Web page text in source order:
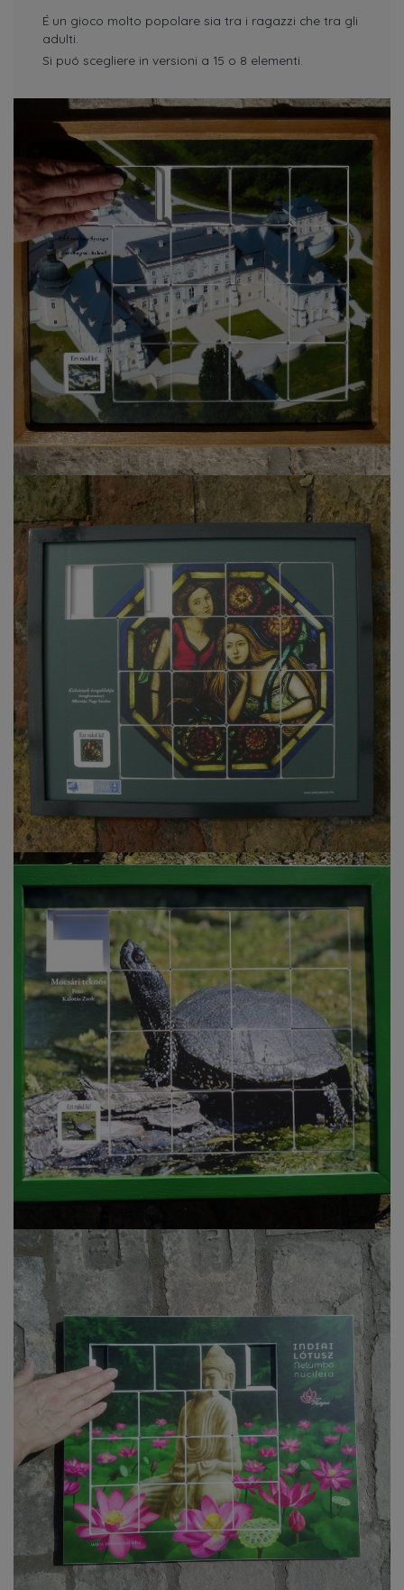
É un gioco molto popolare sia tra i ragazzi che tra gli
adulti.
Si puó scegliere in versioni a 15 o 8 elementi.